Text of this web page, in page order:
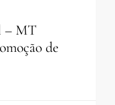
– MT
de